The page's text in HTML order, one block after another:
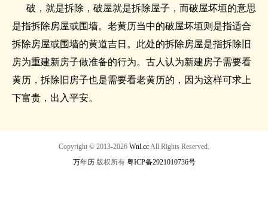
破，就是拆除，破屋就是拆除屋子，而破屋坏垣的意思
是指拆除房屋或围墙。老黄历当中的破屋坏垣则是指适合
拆除房屋或围墙的黄道吉日。此处的拆除房屋是指拆除旧
房为重建新房子做准备的行为。古人认为新建房子需要看
黄历，拆除旧房子也是需要看老黄历的，因为这样可求上
下富贵，出入平安。
Copyright © 2013-2026 Wnl.ccAll Rights Reserved.
万年历版权所有 粤ICP备2021010736号